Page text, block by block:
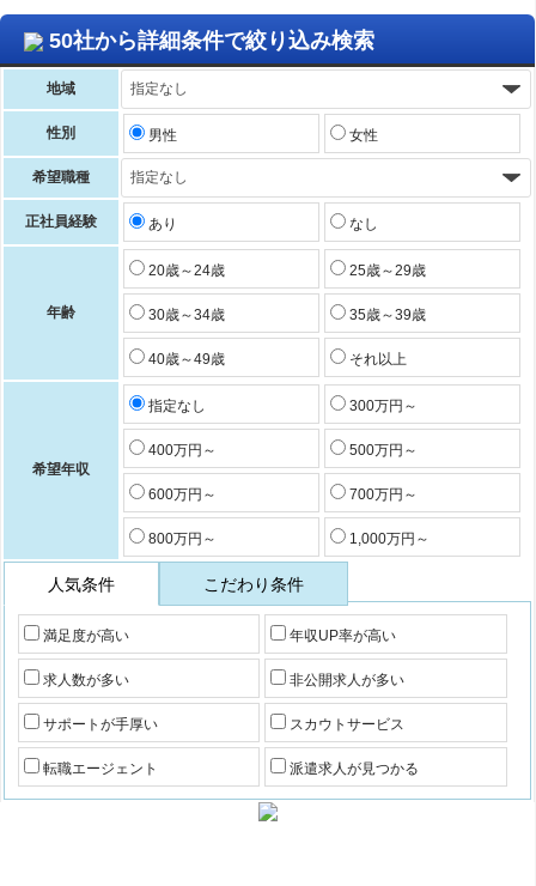
50社から詳細条件で絞り込み検索
地域
性別 男性 女性
希望職種
正社員経験 あり なし
年齢
20歳～24歳 25歳～29歳
30歳～34歳 35歳～39歳
40歳～49歳 それ以上
希望年収
指定なし 300万円～
400万円～ 500万円～
600万円～ 700万円～
800万円～ 1,000万円～
人気条件 こだわり条件
満足度が高い 年収UP率が高い
求人数が多い 非公開求人が多い
サポートが手厚い スカウトサービス
転職エージェント 派遣求人が見つかる